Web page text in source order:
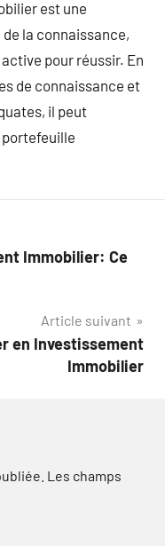
est une
la connaissance,
pour réussir. En
de connaissance et
il peut
portefeuille
Immobilier: Ce
Article suivant
en Investissement
Immobilier
Les champs